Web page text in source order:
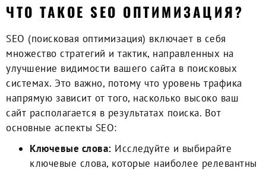
ЧТО ТАКОЕ SEO ОПТИМИЗАЦИЯ?
SEO (поисковая оптимизация) включает в себя
множество стратегий и тактик, направленных на
улучшение видимости вашего сайта в поисковых
системах. Это важно, потому что уровень трафика
напрямую зависит от того, насколько высоко ваш
сайт располагается в результатах поиска. Вот
основные аспекты SEO:
Ключевые слова: Исследуйте и выбирайте
ключевые слова, которые наиболее релевантны